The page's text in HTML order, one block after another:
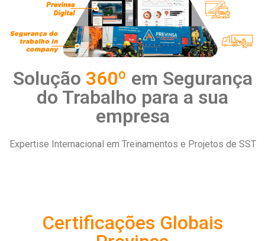
Solução 360º em Segurança
do Trabalho para a sua
empresa
Expertise Internacional em Treinamentos e Projetos de SST
Certificações Globais